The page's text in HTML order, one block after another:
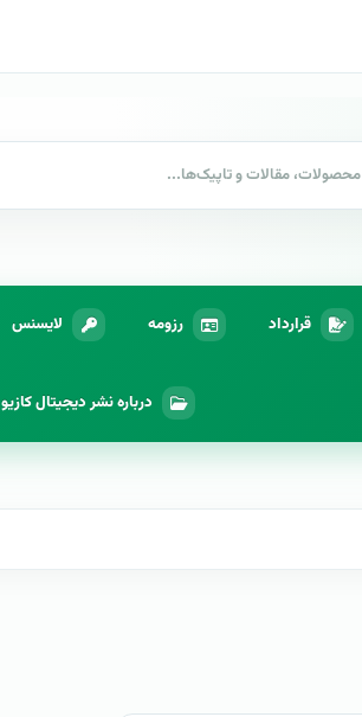
قرارداد رزومه لایسنس
درباره نشر دیجیتال کازیو